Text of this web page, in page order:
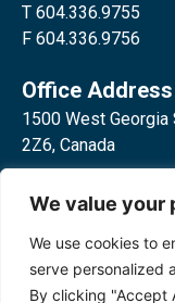
We value your
We use cookies to
serve personalized
By clicking "Accept
T 604.336.9755
F 604.336.9756
Office Address
1500 West Georgia
2Z6, Canada
Toronto, ON, M4W